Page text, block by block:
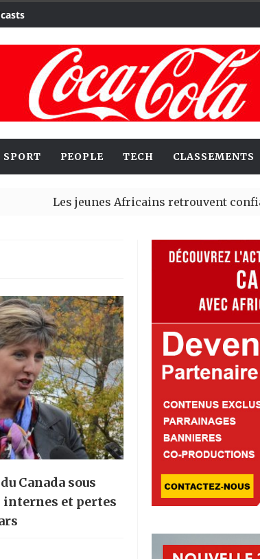
SPORT PEOPLE TECH CLASSEMENTS
Les jeunes Africains retrouvent confiance
Canada sous
internes et pertes